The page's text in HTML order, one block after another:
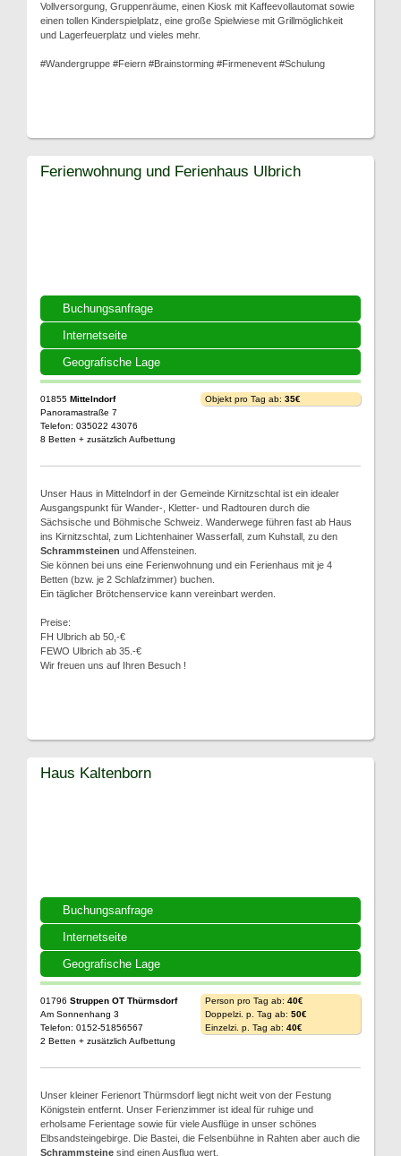
Vollversorgung, Gruppenräume, einen Kiosk mit Kaffeevollautomat sowie
einen tollen Kinderspielplatz, eine große Spielwiese mit Grillmöglichkeit
und Lagerfeuerplatz und vieles mehr.
#Wandergruppe #Feiern #Brainstorming #Firmenevent #Schulung
Buchungsanfrage
Internetseite
Geografische Lage
Ferienwohnung und Ferienhaus Ulbrich
01855 Mittelndorf
Panoramastraße 7
Telefon: 035022 43076
8 Betten + zusätzlich Aufbettung
Objekt pro Tag ab: 35€
Unser Haus in Mittelndorf in der Gemeinde Kirnitzschtal ist ein idealer
Ausgangspunkt für Wander-, Kletter- und Radtouren durch die
Sächsische und Böhmische Schweiz. Wanderwege führen fast ab Haus
ins Kirnitzschtal, zum Lichtenhainer Wasserfall, zum Kuhstall, zu den
Schrammsteinen und Affensteinen.
Sie können bei uns eine Ferienwohnung und ein Ferienhaus mit je 4
Betten (bzw. je 2 Schlafzimmer) buchen.
Ein täglicher Brötchenservice kann vereinbart werden.
Preise:
FH Ulbrich ab 50,-€
FEWO Ulbrich ab 35.-€
Wir freuen uns auf Ihren Besuch !
Buchungsanfrage
Internetseite
Geografische Lage
Haus Kaltenborn
01796 Struppen OT Thürmsdorf
Am Sonnenhang 3
Telefon: 0152-51856567
2 Betten + zusätzlich Aufbettung
Person pro Tag ab: 40€
Doppelzi. p. Tag ab: 50€
Einzelzi. p. Tag ab: 40€
Unser kleiner Ferienort Thürmsdorf liegt nicht weit von der Festung
Königstein entfernt. Unser Ferienzimmer ist ideal für ruhige und
erholsame Ferientage sowie für viele Ausflüge in unser schönes
Elbsandsteingebirge. Die Bastei, die Felsenbühne in Rahten aber auch die
Schrammsteine sind einen Ausflug wert.